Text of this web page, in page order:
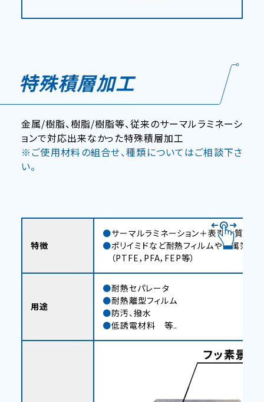
特殊積層加工
金属/樹脂、樹脂/樹脂等、従来のサーマルラミネーシ
ョンで対応出来なかった特殊積層加工
※ご使用材料の組合せ、種類についてはご相談下さ
い。
特徴
サーマルラミネーション＋表面改質（処
ポリイミドなど耐熱フィルムや金属箔
（PTFE，PFA，FEP等）
用途
耐熱セパレータ
耐熱離型フィルム
防汚、撥水
低誘電材料 等..